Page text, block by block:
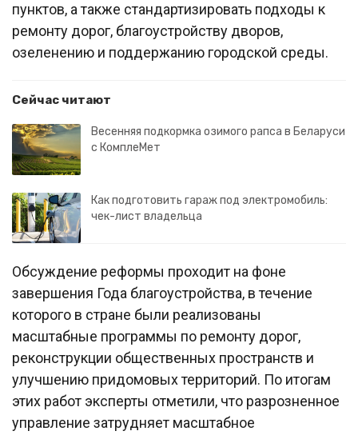
пунктов, а также стандартизировать подходы к
ремонту дорог, благоустройству дворов,
озеленению и поддержанию городской среды.
Сейчас читают
Весенняя подкормка озимого рапса в Беларуси
с КомплеМет
Как подготовить гараж под электромобиль:
чек-лист владельца
Обсуждение реформы проходит на фоне
завершения Года благоустройства, в течение
которого в стране были реализованы
масштабные программы по ремонту дорог,
реконструкции общественных пространств и
улучшению придомовых территорий. По итогам
этих работ эксперты отметили, что разрозненное
управление затрудняет масштабное